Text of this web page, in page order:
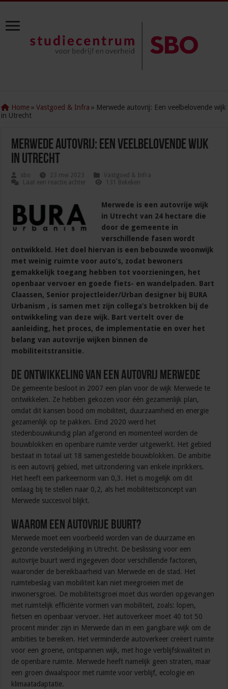
Home » Vastgoed & Infra » Merwede autovrij: Een veelbelovende wijk
in Utrecht
Merwede autovrij: Een veelbelovende wijk
in Utrecht
sbo 23 mei 2023
Vastgoed & Infra
Laat een reactie achter
131 Bekeken
Merwede is een autovrije wijk
in Utrecht van 24 hectare die
door de gemeente in
verschillende fasen wordt
ontwikkeld. Het doel hiervan is een bebouwde woonwijk
met weinig ruimte voor auto’s, zodat bewoners
gemakkelijk toegang hebben tot voorzieningen, het
openbaar vervoer en goede fiets- en wandelpaden. Bart
Claassen, Senior projectleider/Urban designer bij BURA
Urbanism , is samen met zijn collega’s betrokken bij de
ontwikkeling van deze wijk. Bart vertelt over de
aanleiding, het proces, de implementatie en over het
belang van autovrije wijken binnen de
mobiliteitstransitie.
De ontwikkeling van een autovrij Merwede
De gemeente besloot in 2007 een plan voor de wijk Merwede te
ontwikkelen. Ze hebben gekozen voor één gezamenlijk plan,
omdat dit kansen bood om mobiliteit, duurzaamheid en energie
gezamenlijk op te pakken. Eind 2020 werd het
stedenbouwkundig plan afgerond en momenteel worden de
bouwblokken en openbare ruimte verder uitgewerkt. Het gebied
bestaat in totaal uit 18 samengestelde bouwblokken. De ambitie
is een autovrij gebied, met uitzondering van enkele inprikkers.
Het heeft een parkeernorm van 0,3. Het is mogelijk om dit
omlaag bij te stellen naar 0,2, als het mobiliteitsconcept van
Merwede succesvol blijkt.
Waarom een autovrije buurt?
Merwede moet een voorbeeld worden van de duurzame en
gezonde verstedelijking in Utrecht. De beslissing voor een
autovrije buurt werd ingegeven door verschillende factoren,
waaronder de bereikbaarheid van Merwede en de stad. Het
ruimtebeslag van mobiliteit kan niet meegroeien met de
inwonersgroei. De mobiliteitsgroei moet dus worden opgevangen
met ruimtelijk efficiënte vormen van mobiliteit, zoals: lopen,
fietsen en openbaar vervoer. Het autoverkeer moet 40 tot 50
procent minder zijn in Merwede dan in een gangbare wijk om de
ambities te bereiken. Het verminderde autoverkeer creëert ruimte
voor een groene, ontspannen wijk, met hoge verblijfskwaliteit in
de openbare ruimte. Merwede heeft namelijk geen straten, maar
een groen dwaalspoor met ruimte voor verblijf, ecologie en
klimaatadaptatie.